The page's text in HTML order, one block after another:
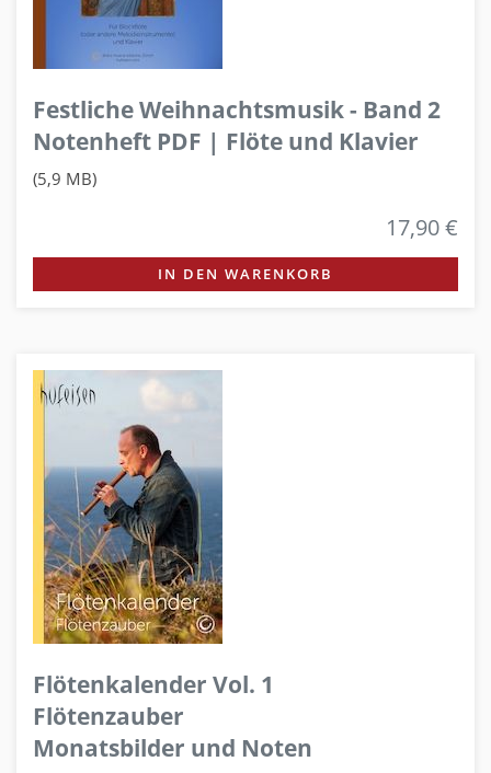
Festliche Weihnachtsmusik - Band 2
Notenheft PDF | Flöte und Klavier
(5,9 MB)
17,90 €
IN DEN WARENKORB
Flötenkalender Vol. 1
Flötenzauber
Monatsbilder und Noten